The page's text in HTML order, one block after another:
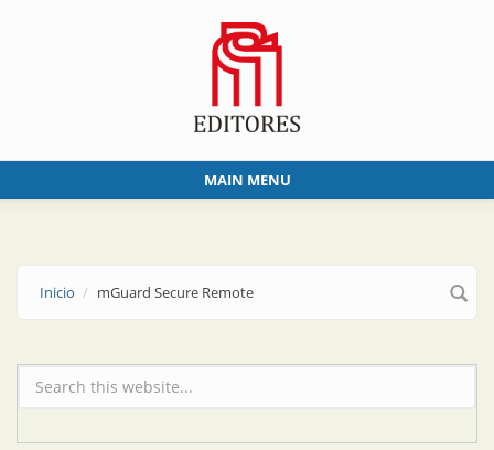
MAIN MENU
Inicio mGuard Secure Remote
Formulario de búsqueda